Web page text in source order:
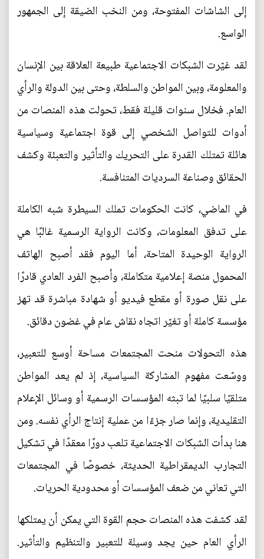
إلى الشاشات المفتوحة، ومن النخب الضيقة إلى الجمهور
الواسع.
لقد غيّرت الشبكات الاجتماعية طبيعة العلاقة بين الإنسان
والمعلومة، وبين المواطن والسلطة، وحتى بين الدولة والرأي
العام. فخلال سنوات قليلة فقط، تحولت هذه المنصات من
أدوات للتواصل الشخصي إلى قوة اجتماعية وسياسية
هائلة تمتلك القدرة على التحريك والتأثير والتعبئة وكشف
الحقائق وصناعة السرديات المتنافسة.
في الماضي، كانت الحكومات تملك السيطرة شبه الكاملة
على تدفق المعلومات، وكانت الرواية الرسمية غالبًا هي
الرواية الوحيدة المتاحة، أما اليوم فقد أصبح الهاتف
المحمول منصة إعلامية متكاملة، وأصبح الفرد العادي قادرًا
على نقل صورة أو مقطع فيديو أو شهادة مباشرة قد تهز
مؤسسة كاملة أو تغيّر اتجاه نقاش عام في غضون دقائق.
هذه التحولات منحت المجتمعات مساحة أوسع للتعبير،
ووسّعت مفهوم المشاركة السياسية، إذ لم يعد المواطن
متلقيًا سلبيًا لما تبثه المؤسسات الرسمية أو وسائل الإعلام
التقليدية، وإنما صار جزءًا من عملية إنتاج الرأي نفسه. ومن
هنا بدأت الشبكات الاجتماعية تلعب دورًا معقدًا في تشكيل
التجارب الديمقراطية الحديثة، خصوصًا في المجتمعات
التي تعاني من ضعف المؤسسات أو محدودية الحريات.
لقد كشفت هذه المنصات حجم القوة التي يمكن أن يمتلكها
الرأي العام حين يجد وسيلة للتعبير والتنظيم والتأثير.